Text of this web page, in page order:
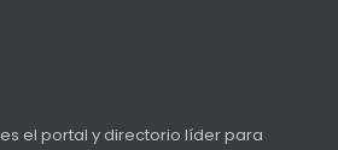
es el portal y directorio líder para